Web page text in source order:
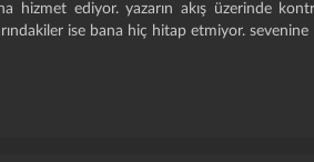
hizmet ediyor. yazarın akış üzerinde
ise bana hiç hitap etmiyor. sevenine